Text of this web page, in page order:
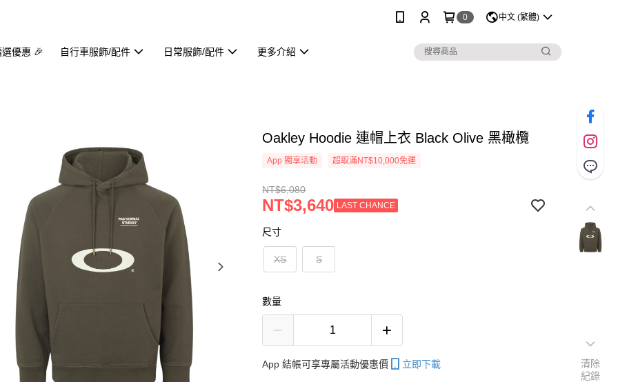
0 中文 (繁體)
優惠 🎉 自行車服飾/配件 日常服飾/配件 更多介紹
Oakley Hoodie 連帽上衣 Black Olive 黑橄欖
App 獨享活動 超取滿NT$10,000免運
NT$6,080
NT$3,640 LAST CHANCE
尺寸
XS S
數量
App 結帳可享專屬活動優惠價 立即下載
清除
紀錄